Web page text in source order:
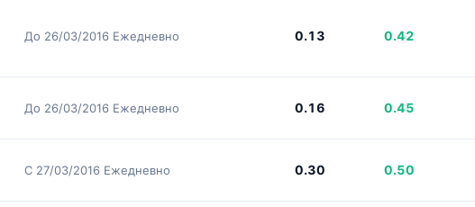
До 26/03/2016 Ежедневно 0.13 0.42
До 26/03/2016 Ежедневно 0.16 0.45
С 27/03/2016 Ежедневно 0.30 0.50